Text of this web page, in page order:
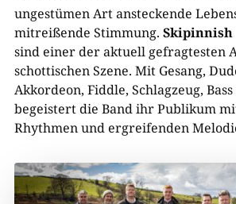
ungestümen Art ansteckende
mitreißende Stimmung. Skipinnish
sind einer der aktuell gefragtesten
schottischen Szene. Mit Gesang,
Akkordeon, Fiddle, Schlagzeug,
begeistert die Band ihr Publikum
Rhythmen und ergreifenden